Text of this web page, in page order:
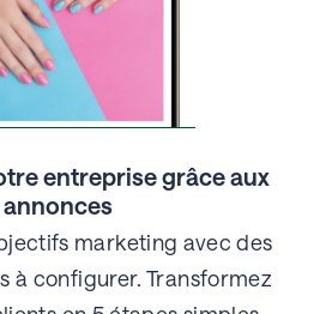
entreprise grâce aux
annonces
marketing avec des
à configurer. Transformez